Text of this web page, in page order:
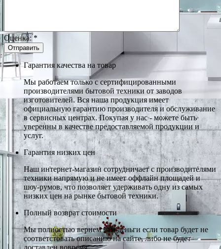
Оценка:*
Гарантия качества на товар
Мы работаем только с сертифицированными
производителями бытовой техники от заводов
изготовителей. Вся наша продукция имеет
официальную гарантию производителя и обслуживание
в сервисных центрах. Покупая у нас - можете быть
уверенны в качестве предоставляемой продукции и
услуг.
Гарантия низких цен
Наш интернет-магазин сотрудничает с производителями
техники напрямую и не имеет оффлайн площадей и
шоу-румов, что позволяет удерживать одну из самых
низких цен на рынке бытовой техники.
Полный возврат стоимости
Мы полностью вернем вам деньги если товар будет не
соответстовать описанию на сайте, либо не будет
доставлен вовремя.